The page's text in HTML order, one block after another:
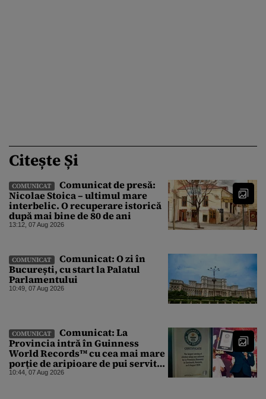
Citește Și
COMUNICAT
Comunicat de presă:
Nicolae Stoica – ultimul mare
interbelic. O recuperare istorică
după mai bine de 80 de ani
13:12, 07 Aug 2026
COMUNICAT
Comunicat: O zi în
București, cu start la Palatul
Parlamentului
10:49, 07 Aug 2026
COMUNICAT
Comunicat: La
Provincia intră în Guinness
World Records™ cu cea mai mare
porție de aripioare de pui servită
la un eveniment
10:44, 07 Aug 2026